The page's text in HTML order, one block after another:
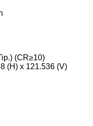
(CR≥10)
(H) x 121.536 (V)